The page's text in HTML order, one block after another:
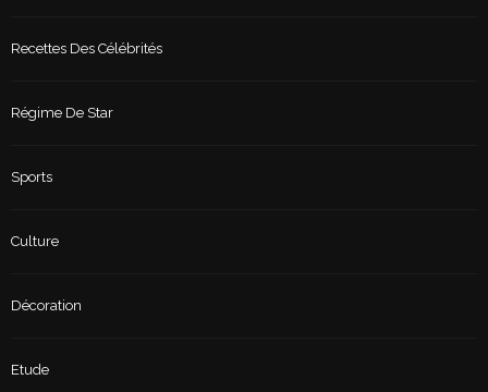
Recettes Des Célébrités
Régime De Star
Sports
Culture
Décoration
Etude